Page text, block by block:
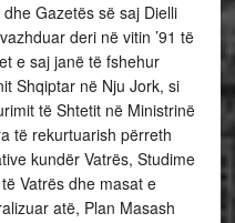
Gazetës së saj Dielli
deri në vitin ’91 të
e saj janë të fshehur
Shqiptar në Nju Jork, si
të Shtetit në Ministrinë
të rekurtuarish përreth
kundër Vatrës, Studime
Vatrës dhe masat e
atë, Plan Masash